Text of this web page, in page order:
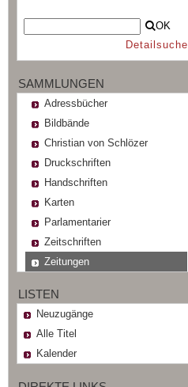
OK
Detailsuche
SAMMLUNGEN
Adressbücher
Bildbände
Christian von Schlözer
Druckschriften
Handschriften
Karten
Parlamentarier
Zeitschriften
Zeitungen
LISTEN
Neuzugänge
Alle Titel
Kalender